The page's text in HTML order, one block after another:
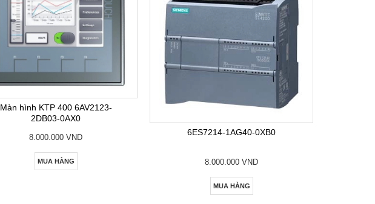
Màn hình KTP 400 6AV2123-
2DB03-0AX0
8.000.000 VND
MUA HÀNG
6ES7214-1AG40-0XB0
8.000.000 VND
MUA HÀNG